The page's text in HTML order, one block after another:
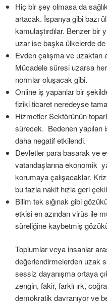
Hiç bir şey olmasa da
artacak. İspanya gibi bazı
kamulaştırdılar. Benzer bir
uzar ise başka ülkelerde
Evden çalışma ve uzaktan
Mücadele süresi uzarsa
normlar oluşacak gibi.
Online iş yapanlar bir
fiziki ticaret neredeyse
Hizmetler Sektörünün
sürecek. Bedenen yapılan
daha negatif etkilendi.
Devletler para basarak ve
vatandaşlarına ekonomik
korumaya çalışacaklar.
bu fazla nakit hızla geri
Bilim tek sığınak gibi
etkisi en azından virüs ile
süreliğine kaybetmiş
Toplumlar veya insanlar
değerlendirmelerden uzak
sessiz dayanışma ortaya
zengin, fakir, farklı ırk,
demokratik davranıyor ve